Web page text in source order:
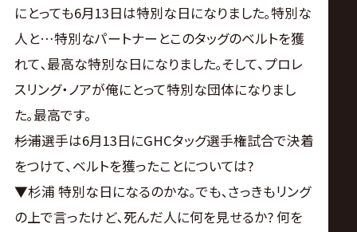
にとっても6月13日は特別な日になりました｡特別な
人と…特別なパートナーとこのタッグのベルトを獲
れて､最高な特別な日になりました｡そして、プロレ
スリング・ノアが俺にとって特別な団体になりまし
た｡最高です。
――杉浦選手は6月13日にGHCタッグ選手権試合で決着
をつけて、ベルトを獲ったことについては?
▼杉浦 特別な日になるのかな｡でも､さっきもリング
の上で言ったけど､死んだ人に何を見せるか? 何を